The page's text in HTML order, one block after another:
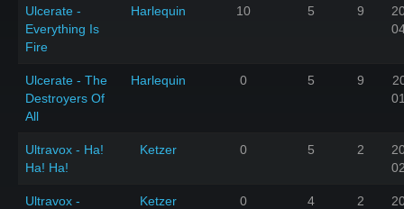
Ulcerate -
Everything Is
Fire
Harlequin 10 5 9
Ulcerate - The
Destroyers Of
All
Harlequin 0 5 9
Ultravox - Ha!
Ha! Ha!
Ketzer 0 5 2
Ultravox -
Ketzer 0 4 2